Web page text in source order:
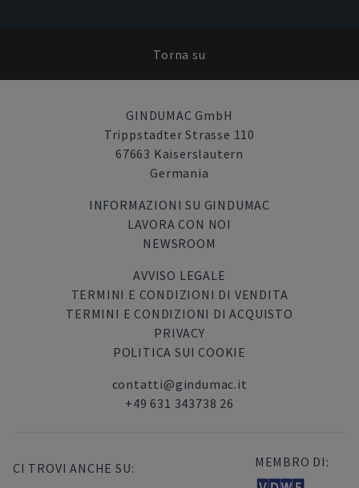
Torna su
GINDUMAC GmbH
Trippstadter Strasse 110
67663 Kaiserslautern
Germania
INFORMAZIONI SU GINDUMAC
LAVORA CON NOI
NEWSROOM
AVVISO LEGALE
TERMINI E CONDIZIONI DI VENDITA
TERMINI E CONDIZIONI DI ACQUISTO
PRIVACY
POLITICA SUI COOKIE
contatti@gindumac.it
+49 631 343738 26
CI TROVI ANCHE SU: MEMBRO DI: